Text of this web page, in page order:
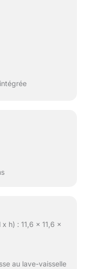
h) : 11,6 x 11,6 x
au lave-vaisselle